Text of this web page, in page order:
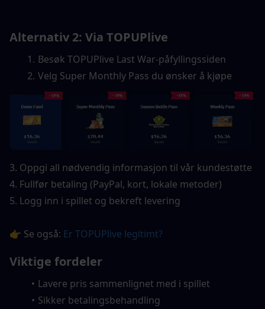
Alternativ 2: Via TOPUPlive
Besøk TOPUPlive Last War-påfyllingssiden
Velg Super Monthly Pass du ønsker å kjøpe
3. Oppgi all nødvendig informasjon til vår kundestøtte
4. Fullfør betaling (PayPal, kort, lokale metoder)
5. Logg inn i spillet og bekreft levering
👉 Se også: Er TOPUPlive legitimt?
Viktige fordeler
Lavere pris sammenlignet med i spillet
Sikker betalingsbehandling